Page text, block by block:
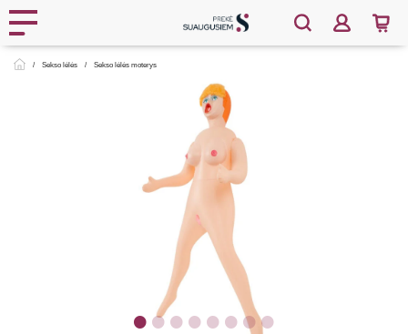
Sekso lėlės Sekso lėlės moterys